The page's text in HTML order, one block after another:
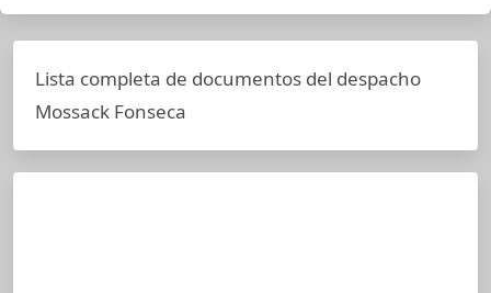
Lista completa de documentos del despacho
Mossack Fonseca